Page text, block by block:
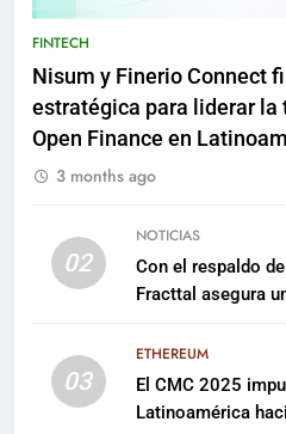
FINTECH
Nisum y Finerio Connect
estratégica para liderar la
Open Finance en
3 months ago
02
NOTICIAS
Con el respaldo
Fracttal asegura
03
ETHEREUM
El CMC 2025
Latinoamérica